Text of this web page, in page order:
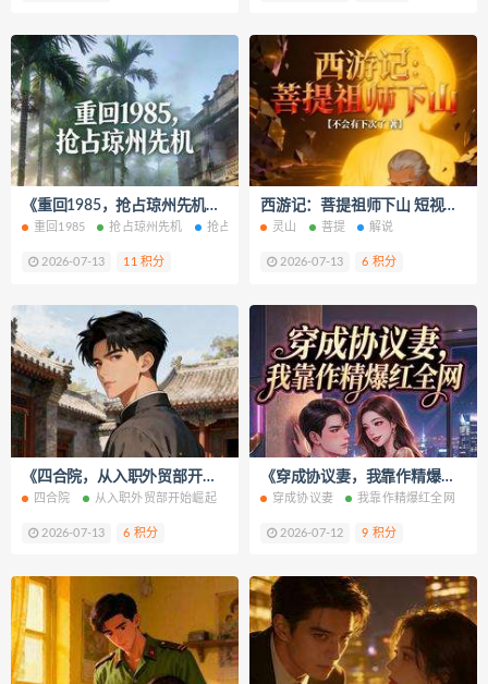
《重回1985，抢占琼州先机》小说改编短剧解说文案 全网独家下载
重回1985 抢占琼州先机 抢占琼州先机免费阅读 抢占琼州先机最新章节
2026-07-13 11 积分
西游记：菩提祖师下山 短视频解说文案全集1-10章短视频解说文案
灵山 菩提 解说
2026-07-13 6 积分
《四合院，从入职外贸部开始崛起》小说改编短剧解说文案 全网独家下载
四合院 从入职外贸部开始崛起 从入职外贸部开始崛起免费阅读 从入职外
2026-07-13 6 积分
《穿成协议妻，我靠作精爆红全网》小说改编短剧解说文案 全网独家下载
穿成协议妻 我靠作精爆红全网
2026-07-12 9 积分